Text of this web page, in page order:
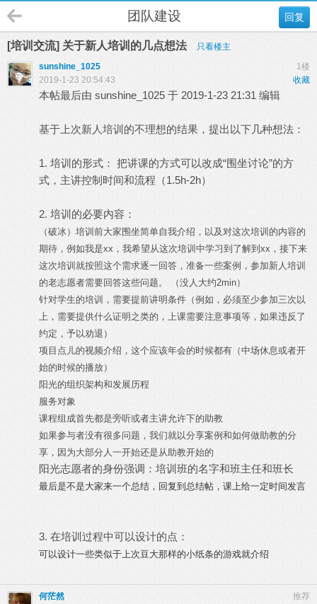
回复
团队建设
[培训交流] 关于新人培训的几点想法
只看楼主
1楼
sunshine_1025
收藏
2019-1-23 20:54:43
本帖最后由 sunshine_1025 于 2019-1-23 21:31 编辑
基于上次新人培训的不理想的结果，提出以下几种想法：
1. 培训的形式： 把讲课的方式可以改成“围坐讨论”的方
式，主讲控制时间和流程（1.5h-2h）
2. 培训的必要内容：
（破冰）培训前大家围坐简单自我介绍，以及对这次培训的内容的
期待，例如我是xx，我希望从这次培训中学习到了解到xx，接下来
这次培训就按照这个需求逐一回答，准备一些案例，参加新人培训
的老志愿者需要回答这些问题。 （没人大约2min）
针对学生的培训，需要提前讲明条件（例如，必须至少参加三次以
上，需要提供什么证明之类的，上课需要注意事项等，如果违反了
约定，予以劝退）
项目点儿的视频介绍，这个应该年会的时候都有（中场休息或者开
始的时候的播放）
阳光的组织架构和发展历程
服务对象
课程组成首先都是旁听或者主讲允许下的助教
如果参与者没有很多问题，我们就以分享案例和如何做助教的分
享，因为大部分人一开始还是从助教开始的
阳光志愿者的身份强调：培训班的名字和班主任和班长
最后是不是大家来一个总结，回复到总结帖，课上给一定时间发言
3. 在培训过程中可以设计的点：
可以设计一些类似于上次豆大那样的小纸条的游戏就介绍
推荐
何茫然